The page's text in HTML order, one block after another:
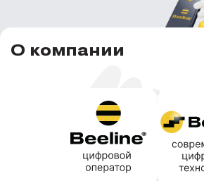
О компании